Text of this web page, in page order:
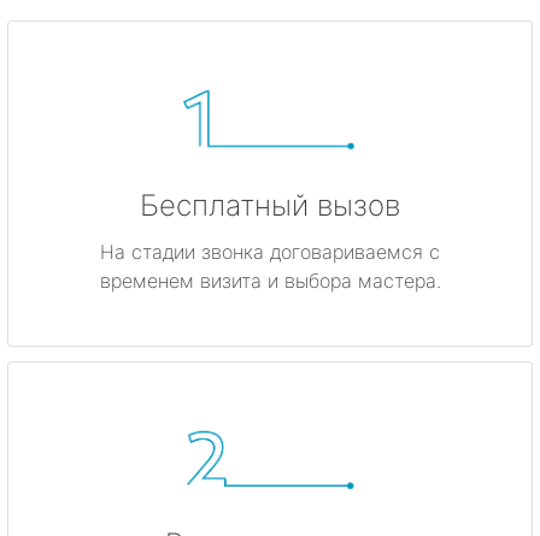
Бесплатный вызов
На стадии звонка договариваемся с
временем визита и выбора мастера.